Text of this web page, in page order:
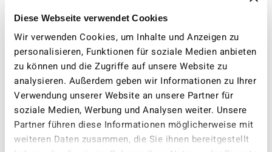
Diese Webseite verwendet Cookies
Wir verwenden Cookies, um Inhalte und Anzeigen zu
personalisieren, Funktionen für soziale Medien anbieten
zu können und die Zugriffe auf unsere Website zu
analysieren. Außerdem geben wir Informationen zu Ihrer
Verwendung unserer Website an unsere Partner für
soziale Medien, Werbung und Analysen weiter. Unsere
Partner führen diese Informationen möglicherweise mit
weiteren Daten zusammen, die Sie ihnen bereitgestellt
dürfen.
Der VCS Zürich erhob gegen diese Projekt Einsprache
und zog das Verfahren bis vor Bundesgericht. Parallel
dazu sorgte der Co-Geschäftsführer des VCS Zürich,
Markus Knauss in seiner Funktion als
Parlamentsmitglied, dafür, dass diese Planung auch
politisch gestoppt und eine Neuplanung veranlasst
wurde.